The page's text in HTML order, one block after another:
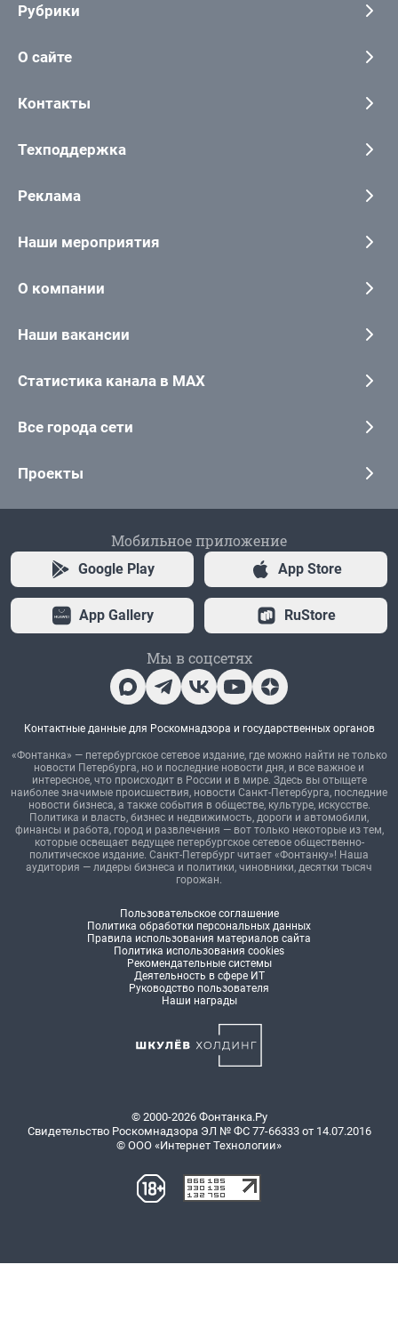
Рубрики
О сайте
Контакты
Техподдержка
Реклама
Наши мероприятия
О компании
Наши вакансии
Статистика канала в MAX
Все города сети
Проекты
Мобильное приложение
Google Play App Store
App Gallery RuStore
Мы в соцсетях
Контактные данные для Роскомнадзора и государственных органов
«Фонтанка» — петербургское сетевое издание, где можно найти не только
новости Петербурга, но и последние новости дня, и все важное и
интересное, что происходит в России и в мире. Здесь вы отыщете
наиболее значимые происшествия, новости Санкт-Петербурга, последние
новости бизнеса, а также события в обществе, культуре, искусстве.
Политика и власть, бизнес и недвижимость, дороги и автомобили,
финансы и работа, город и развлечения — вот только некоторые из тем,
которые освещает ведущее петербургское сетевое общественно-
политическое издание. Санкт-Петербург читает «Фонтанку»! Наша
аудитория — лидеры бизнеса и политики, чиновники, десятки тысяч
горожан.
Пользовательское соглашение
Политика обработки персональных данных
Правила использования материалов сайта
Политика использования cookies
Рекомендательные системы
Деятельность в сфере ИТ
Руководство пользователя
Наши награды
© 2000-2026 Фонтанка.Ру
Свидетельство Роскомнадзора ЭЛ № ФС 77-66333 от 14.07.2016
© ООО «Интернет Технологии»